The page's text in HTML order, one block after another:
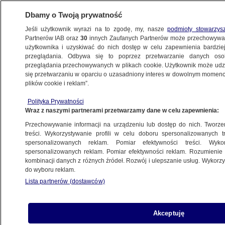
BIZNES
Z KRAJU
"To może zachwiać gospodarką. Czas,
by rząd się obudził"
9.09.2022, 18:38
Udostępnij
Dbamy o Twoją prywatność
Jeśli użytkownik wyrazi na to zgodę, my, naszepodmioty
Partnerów IAB oraz30 innych Zaufanych Partnerów może
użytkownika i uzyskiwać do nich dostęp w celu zapewnienia
przeglądania. Odbywa się to poprzez przetwarzanie danych
przeglądania przechowywanych w plikach cookie. Użytkownik może
się przetwarzaniu w oparciu o uzasadniony interes w dowolnym
plików cookie i reklam”.
Polityka Prywatności
Wraz z naszymi partnerami przetwarzamy dane w celu zapewnienia:
Przechowywanie informacji na urządzeniu lub dostęp do nich.
treści. Wykorzystywanie profili w celu doboru spersonalizowanych
spersonalizowanych reklam. Pomiar efektywności treści.
spersonalizowanych reklam. Pomiar efektywności reklam.
kombinacji danych z różnych źródeł. Rozwój i ulepszanie usług.
do wyboru reklam.
Lista partnerów (dostawców)
Akceptuję